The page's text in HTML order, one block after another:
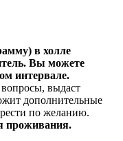
в холле
Вы можете
интервале.
выдаст
дополнительные
по желанию.
проживания.